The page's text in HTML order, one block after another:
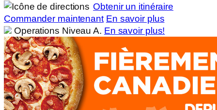
Obtenir un itinéraire
Commander maintenant En savoir plus
Operations Niveau A. En savoir plus!